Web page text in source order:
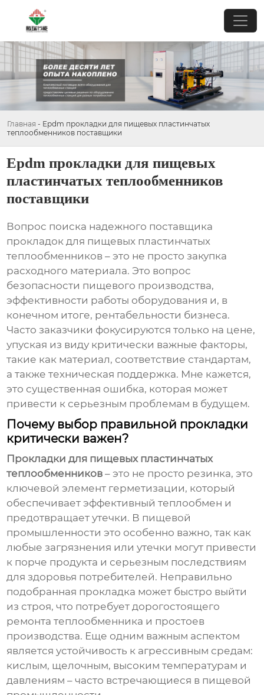
Главная - Epdm прокладки для пищевых пластинчатых
теплообменников поставщики
Epdm прокладки для пищевых
пластинчатых теплообменников
поставщики
Вопрос поиска надежного поставщика
прокладок для пищевых пластинчатых
теплообменников – это не просто закупка
расходного материала. Это вопрос
безопасности пищевого производства,
эффективности работы оборудования и, в
конечном итоге, рентабельности бизнеса.
Часто заказчики фокусируются только на цене,
упуская из виду критически важные факторы,
такие как материал, соответствие стандартам,
а также техническая поддержка. Мне кажется,
это существенная ошибка, которая может
привести к серьезным проблемам в будущем.
Почему выбор правильной прокладки
критически важен?
Прокладки для пищевых пластинчатых
теплообменников – это не просто резинка, это
ключевой элемент герметизации, который
обеспечивает эффективный теплообмен и
предотвращает утечки. В пищевой
промышленности это особенно важно, так как
любые загрязнения или утечки могут привести
к порче продукта и серьезным последствиям
для здоровья потребителей. Неправильно
подобранная прокладка может быстро выйти
из строя, что потребует дорогостоящего
ремонта теплообменника и простоев
производства. Еще одним важным аспектом
является устойчивость к агрессивным средам:
кислым, щелочным, высоким температурам и
давлениям – часто встречающиеся в пищевой